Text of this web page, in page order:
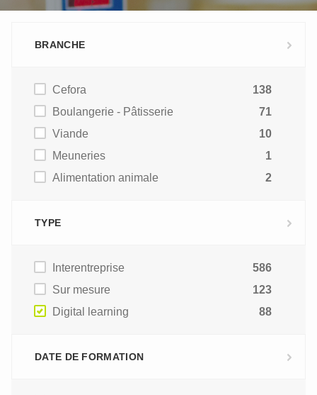
BRANCHE
Cefora
138
Boulangerie - Pâtisserie
71
Viande
10
Meuneries
1
Alimentation animale
2
TYPE
Interentreprise
586
Sur mesure
123
Digital learning
88
DATE DE FORMATION